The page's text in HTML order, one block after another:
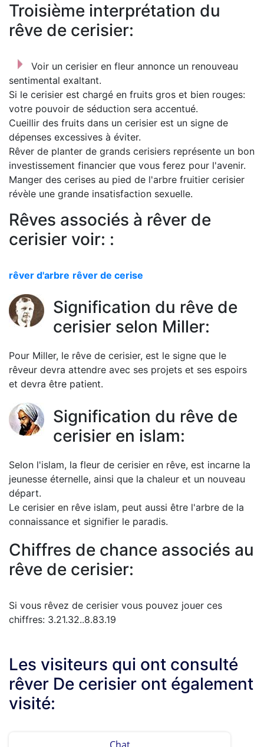
Troisième interprétation du
rêve de cerisier:
Voir un cerisier en fleur annonce un renouveau
sentimental exaltant.
Si le cerisier est chargé en fruits gros et bien rouges:
votre pouvoir de séduction sera accentué.
Cueillir des fruits dans un cerisier est un signe de
dépenses excessives à éviter.
Rêver de planter de grands cerisiers représente un bon
investissement financier que vous ferez pour l'avenir.
Manger des cerises au pied de l'arbre fruitier cerisier
révèle une grande insatisfaction sexuelle.
Rêves associés à rêver de
cerisier voir: :
rêver d'arbre rêver de cerise
Signification du rêve de
cerisier selon Miller:
Pour Miller, le rêve de cerisier, est le signe que le
rêveur devra attendre avec ses projets et ses espoirs
et devra être patient.
Signification du rêve de
cerisier en islam:
Selon l'islam, la fleur de cerisier en rêve, est incarne la
jeunesse éternelle, ainsi que la chaleur et un nouveau
départ.
Le cerisier en rêve islam, peut aussi être l'arbre de la
connaissance et signifier le paradis.
Chiffres de chance associés au
rêve de cerisier:
Si vous rêvez de cerisier vous pouvez jouer ces
chiffres: 3.21.32..8.83.19
Les visiteurs qui ont consulté
rêver De cerisier ont également
visité: